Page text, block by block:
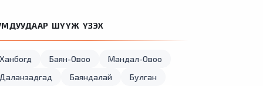
ШҮҮЖ ҮЗЭХ
Ханбогд Баян-Овоо
Мандал-Овоо
Даланзадгад
Баяндалай
Булган